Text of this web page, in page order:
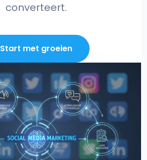
converteert.
Start met groeien